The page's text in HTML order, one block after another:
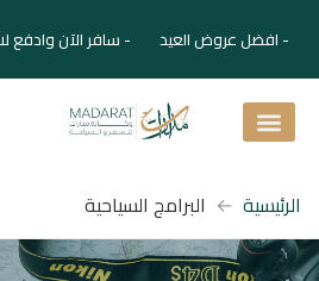
- افضل عروض العيد - سافر الآن وادفع
الرئيسية البرامج السياحية